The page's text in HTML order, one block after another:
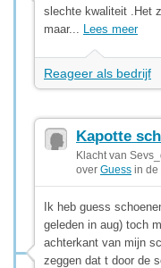
slechte kwaliteit .Het
maar... Lees meer
Reageer als bedrijf
Kapotte
Klacht van
over Guess in de
Ik heb guess
geleden in aug) toch
achterkant van mijn
zeggen dat t door de